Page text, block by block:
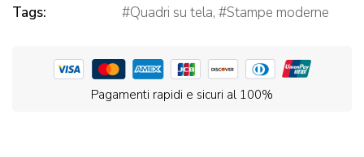
Tags:
Quadri su tela, Stampe moderne
Pagamenti rapidi e sicuri al 100%